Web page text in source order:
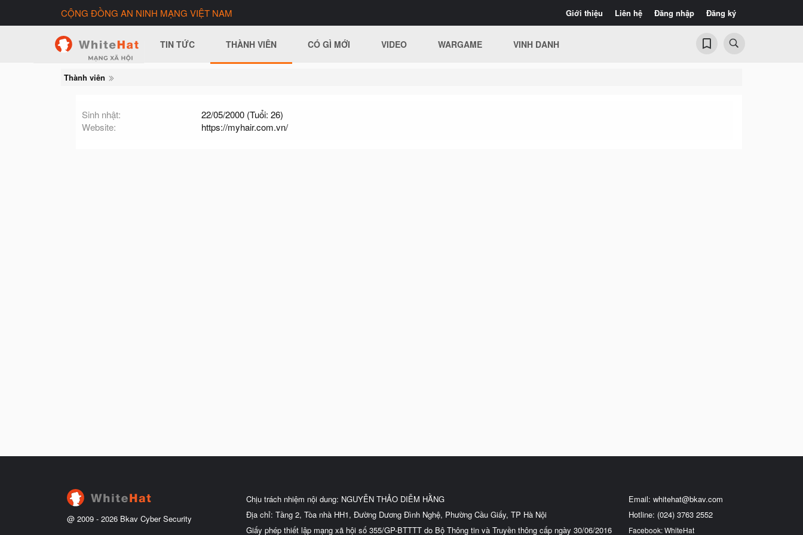
Giới thiệu Liên hệ Đăng nhập Đăng ký
CỘNG ĐỒNG AN NINH MẠNG VIỆT NAM
TIN TỨC THÀNH VIÊN CÓ GÌ MỚI VIDEO WARGAME VINH DANH
Thành viên
Sinh nhật
22/05/2000 (Tuổi: 26)
Website
https://myhair.com.vn/
@ 2009 - 2026 Bkav Cyber Security
Chịu trách nhiệm nội dung: NGUYỄN THẢO DIỄM HẰNG
Địa chỉ: Tầng 2, Tòa nhà HH1, Đường Dương Đình Nghệ, Phường Cầu Giấy, TP Hà Nội
Giấy phép thiết lập mạng xã hội số 355/GP-BTTTT do Bộ Thông tin và Truyền thông cấp ngày 30/06/2016
Email: whitehat@bkav.com
Hotline: (024) 3763 2552
Facebook: WhiteHat